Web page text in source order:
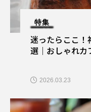
特集
迷ったらここ！
選｜おしゃれカ
2026.03.23